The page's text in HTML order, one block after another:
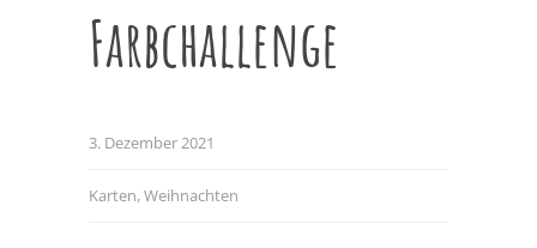
Farbchallenge
3. Dezember 2021
Karten,Weihnachten